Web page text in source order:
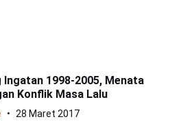
Ingatan 1998-2005, Menata
Konflik Masa Lalu
28 Maret 2017